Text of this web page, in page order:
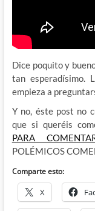
Dice poquito y
tan esperadísimo.
empieza a
Y no, éste post no
que si queréis
PARA
POLÉMICOS
Comparte esto:
X